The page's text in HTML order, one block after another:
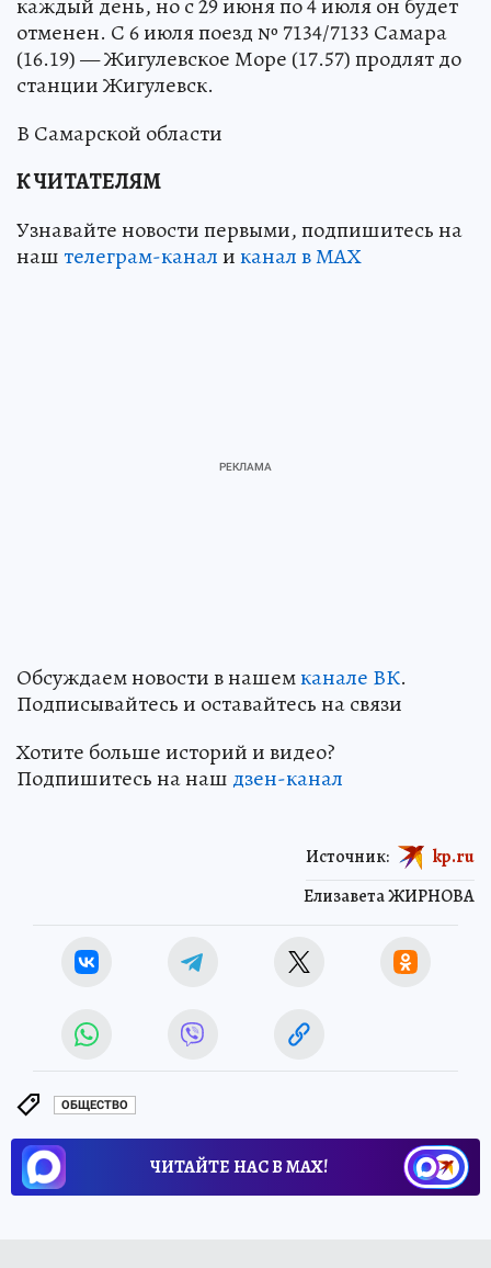
отменен. С 6 июля поезд № 7134/7133 Самара
(16.19) — Жигулевское Море (17.57) продлят до
станции Жигулевск.
В Самарской области
К ЧИТАТЕЛЯМ
Узнавайте новости первыми, подпишитесь на
наштелеграм-каналиканал в МАХ
Обсуждаем новости в нашемканале ВК.
Подписывайтесь и оставайтесь на связи
Хотите больше историй и видео?
Подпишитесь на наш дзен-канал
Елизавета ЖИРНОВА
Источник: kp.ru
ОБЩЕСТВО
ЧИТАЙТЕ НАС В МАХ!